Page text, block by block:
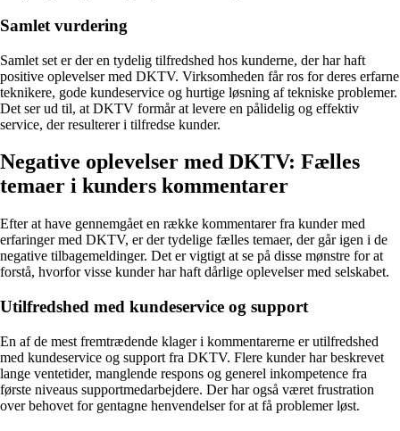
Samlet vurdering
Samlet set er der en tydelig tilfredshed hos kunderne, der har haft
positive oplevelser med DKTV. Virksomheden får ros for deres erfarne
teknikere, gode kundeservice og hurtige løsning af tekniske problemer.
Det ser ud til, at DKTV formår at levere en pålidelig og effektiv
service, der resulterer i tilfredse kunder.
Negative oplevelser med DKTV: Fælles
temaer i kunders kommentarer
Efter at have gennemgået en række kommentarer fra kunder med
erfaringer med DKTV, er der tydelige fælles temaer, der går igen i de
negative tilbagemeldinger. Det er vigtigt at se på disse mønstre for at
forstå, hvorfor visse kunder har haft dårlige oplevelser med selskabet.
Utilfredshed med kundeservice og support
En af de mest fremtrædende klager i kommentarerne er utilfredshed
med kundeservice og support fra DKTV. Flere kunder har beskrevet
lange ventetider, manglende respons og generel inkompetence fra
første niveaus supportmedarbejdere. Der har også været frustration
over behovet for gentagne henvendelser for at få problemer løst.